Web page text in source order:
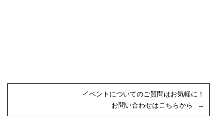
イベントについてのご質問はお気軽に！
お問い合わせはこちらから